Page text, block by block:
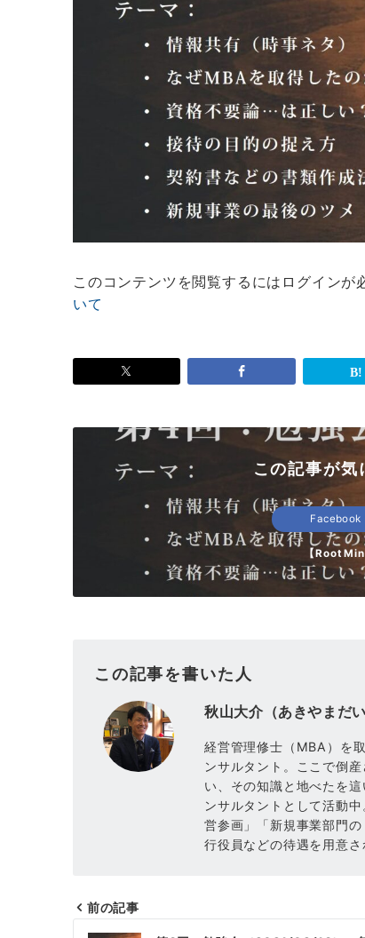
このコンテンツを閲覧するにはログインが
いて
この記事が
Facebook
【
この記事を書いた人
秋山大介（あきやまだい
経営管理修士（MBA）を
ンサルタント。ここで倒
い、その知識と地べたを
ンサルタントとして活動
営参画」「新規事業部門
行役員などの待遇を用意
投
前の記事